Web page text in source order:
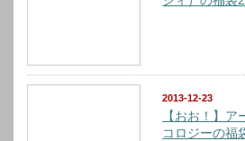
2013-12-23
【おお！】
コロジーの福